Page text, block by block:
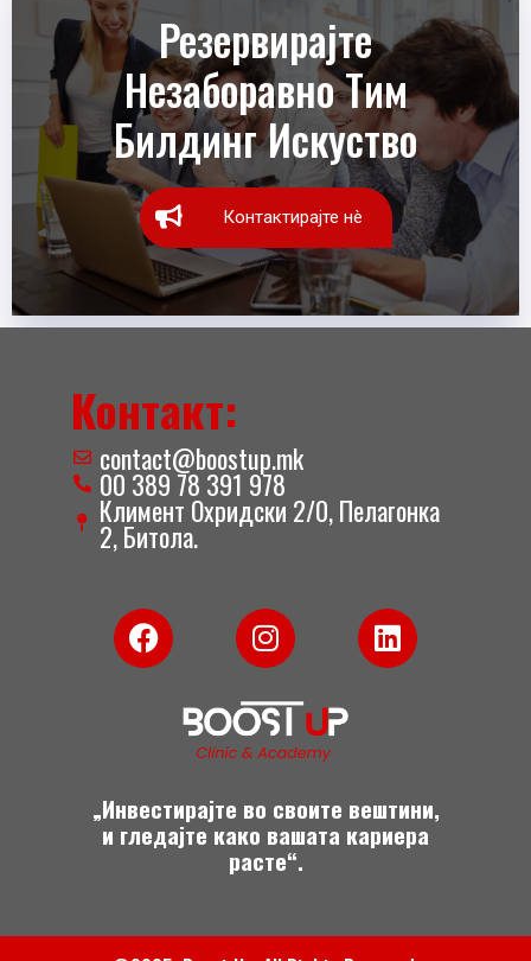
Резервирајте
Незаборавно Тим
Билдинг Искуство
Контактирајте нè
Контакт:
contact@boostup.mk
00 389 78 391 978
Климент Охридски 2/0, Пелагонка
2, Битола.
F
a
c
o
k
I
n
s
t
a
g
r
a
m
L
i
n
i
n
„Инвестирајте во своите вештини,
и гледајте како вашата кариера
расте“.